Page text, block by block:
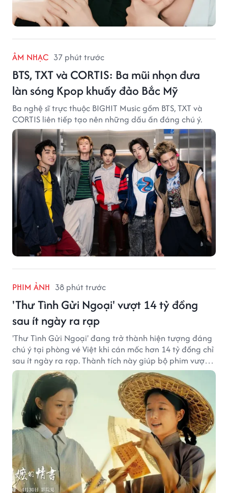
ÂM NHẠC 37 phút trước
BTS, TXT và CORTIS: Ba mũi nhọn đưa
làn sóng Kpop khuấy đảo Bắc Mỹ
Ba nghệ sĩ trực thuộc BIGHIT Music gồm BTS, TXT và
CORTIS liên tiếp tạo nên những dấu ấn đáng chú ý.
PHIM ẢNH 38 phút trước
'Thư Tình Gửi Ngoại' vượt 14 tỷ đồng
sau ít ngày ra rạp
'Thư Tình Gửi Ngoại' đang trở thành hiện tượng đáng
chú ý tại phòng vé Việt khi cán mốc hơn 14 tỷ đồng chỉ
sau ít ngày ra rạp. Thành tích này giúp bộ phim vượt
kỳ vọng ban đầu và duy trì sức hút giữa cuộc cạnh
tranh của nhiều tác phẩm lớn.